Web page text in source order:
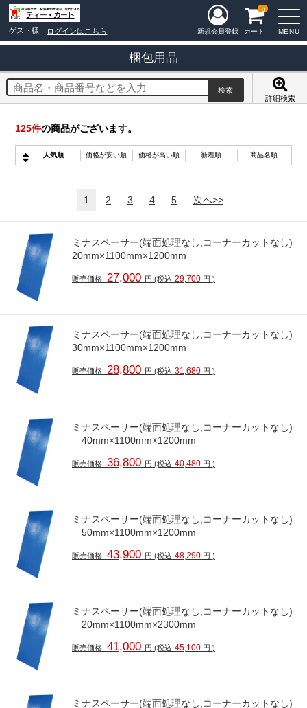
ゲスト様 ログインはこちら MENU
新規会員登録 カート
0
梱包用品
詳細検索
125件の商品がございます。
人気順 価格が安い順 価格が高い順 新着順 商品名順
1 2 3 4 5 次へ>>
ミナスペーサー(端面処理なし,コーナーカットなし)
20mm×1100mm×1200mm
販売価格: 27,000 円 (税込 29,700 円 )
ミナスペーサー(端面処理なし,コーナーカットなし)
30mm×1100mm×1200mm
販売価格: 28,800 円 (税込 31,680 円 )
ミナスペーサー(端面処理なし,コーナーカットなし)
40mm×1100mm×1200mm
販売価格: 36,800 円 (税込 40,480 円 )
ミナスペーサー(端面処理なし,コーナーカットなし)
50mm×1100mm×1200mm
販売価格: 43,900 円 (税込 48,290 円 )
ミナスペーサー(端面処理なし,コーナーカットなし)
20mm×1100mm×2300mm
販売価格: 41,000 円 (税込 45,100 円 )
ミナスペーサー(端面処理なし,コーナーカットなし)